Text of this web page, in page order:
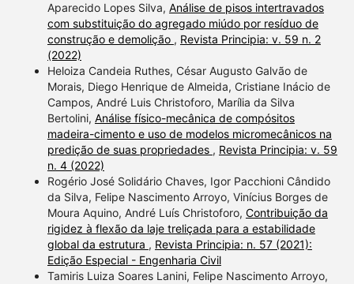
Aparecido Lopes Silva, Análise de pisos intertravados
com substituição do agregado miúdo por resíduo de
construção e demolição , Revista Principia: v. 59 n. 2
(2022)
Heloiza Candeia Ruthes, César Augusto Galvão de
Morais, Diego Henrique de Almeida, Cristiane Inácio de
Campos, André Luis Christoforo, Marília da Silva
Bertolini, Análise físico-mecânica de compósitos
madeira-cimento e uso de modelos micromecânicos na
predição de suas propriedades , Revista Principia: v. 59
n. 4 (2022)
Rogério José Solidário Chaves, Igor Pacchioni Cândido
da Silva, Felipe Nascimento Arroyo, Vinícius Borges de
Moura Aquino, André Luís Christoforo, Contribuição da
rigidez à flexão da laje treliçada para a estabilidade
global da estrutura , Revista Principia: n. 57 (2021):
Edição Especial - Engenharia Civil
Tamiris Luiza Soares Lanini, Felipe Nascimento Arroyo,